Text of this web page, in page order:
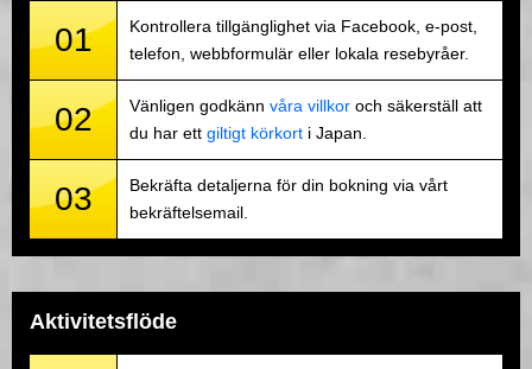
01
Kontrollera tillgänglighet via Facebook, e-post,
telefon, webbformulär eller lokala resebyråer.
02 Vänligen godkänn våra villkor och säkerställ att
du har ett giltigt körkort i Japan.
03
Bekräfta detaljerna för din bokning via vårt
bekräftelsemail.
Aktivitetsflöde